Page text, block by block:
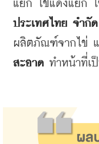
แยก
ไข่แดงแยก
ประเทศไทย จำกัด
ผลิตภัณฑ์จากไข่
สะอาด ทำหน้าที่เ